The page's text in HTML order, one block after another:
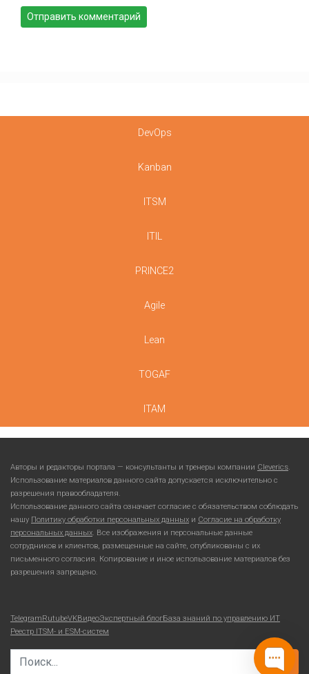
DevOps
Kanban
ITSM
ITIL
PRINCE2
Agile
Lean
TOGAF
ITAM
Авторы и редакторы портала — консультанты и тренеры компании Cleverics.
Использование материалов данного сайта допускается исключительно с
разрешения правообладателя.
Использование данного сайта означает согласие с обязательством соблюдать
нашу Политику обработки персональных данных и Согласие на обработку
персональных данных. Все изображения и персональные данные
сотрудников и клиентов, размещенные на сайте, опубликованы с их
письменного согласия. Копирование и иное использование материалов без
разрешения запрещено.
TelegramRutubeVKВидеоЭкспертный блогБаза знаний по управлению ИТ
Реестр ITSM- и ESM-систем
Search for